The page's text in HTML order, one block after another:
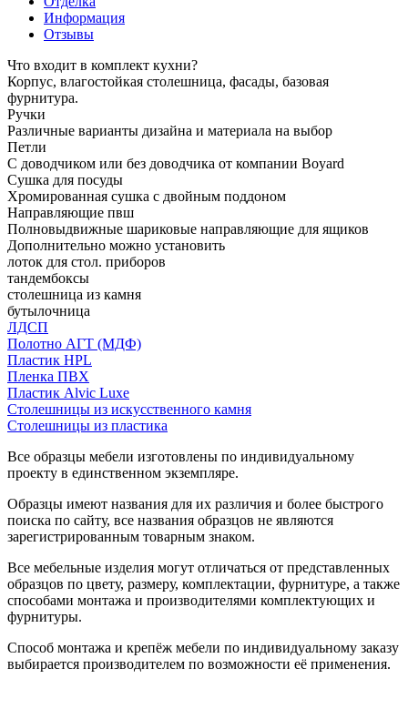
Информация
Отзывы
Что входит в комплект кухни?
Корпус, влагостойкая столешница, фасады, базовая
фурнитура.
Ручки
Различные варианты дизайна и материала на выбор
Петли
С доводчиком или без доводчика от компании Boyard
Сушка для посуды
Хромированная сушка с двойным поддоном
Направляющие пвш
Полновыдвижные шариковые направляющие для ящиков
Дополнительно можно установить
лоток для стол. приборов
тандембоксы
столешница из камня
бутылочница
ЛДСП
Полотно АГТ (МДФ)
Пластик HPL
Пленка ПВХ
Пластик Alvic Luxe
Столешницы из искусственного камня
Столешницы из пластика
Все образцы мебели изготовлены по индивидуальному
проекту в единственном экземпляре.
Образцы имеют названия для их различия и более быстрого
поиска по сайту, все названия образцов не являются
зарегистрированным товарным знаком.
Все мебельные изделия могут отличаться от представленных
образцов по цвету, размеру, комплектации, фурнитуре, а также
способами монтажа и производителями комплектующих и
фурнитуры.
Способ монтажа и крепёж мебели по индивидуальному заказу
выбирается производителем по возможности её применения.